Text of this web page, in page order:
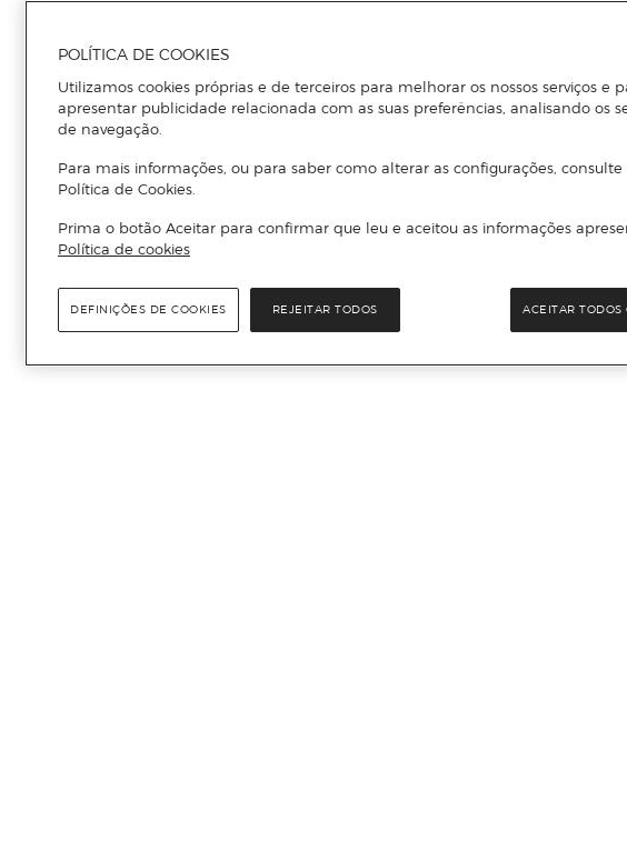
POLÍTICA DE COOKIES
Utilizamos cookies próprias e de terceiros para melhorar os nossos serviços e
apresentar publicidade relacionada com as suas preferências, analisando os
de navegação.
Para mais informações, ou para saber como alterar as configurações, consulte
Política de Cookies.
Prima o botão Aceitar para confirmar que leu e aceitou as informações
Política de cookies
REJEITAR TODOS ACEITAR TODOS
DEFINIÇÕES DE COOKIES